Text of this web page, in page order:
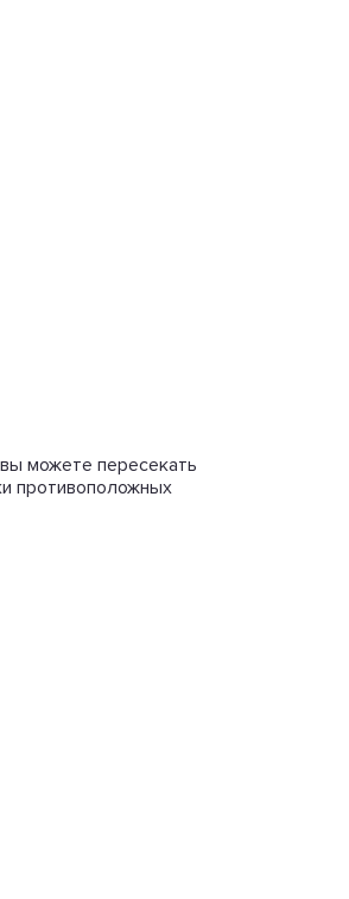
можете пересекать
противоположных